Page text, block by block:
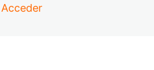
Acceder